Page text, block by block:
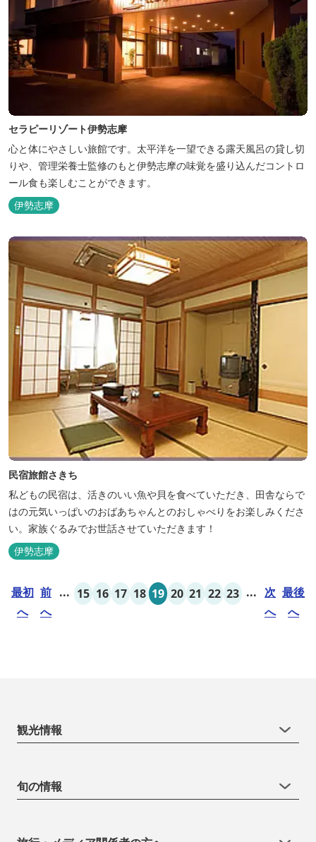
セラピーリゾート伊勢志摩
心と体にやさしい旅館です。太平洋を一望できる露天風呂の貸し切
りや、管理栄養士監修のもと伊勢志摩の味覚を盛り込んだコントロ
ール食も楽しむことができます。
伊勢志摩
民宿旅館さきち
私どもの民宿は、活きのいい魚や貝を食べていただき、田舎ならで
はの元気いっぱいのおばあちゃんとのおしゃべりをお楽しみくださ
い。家族ぐるみでお世話させていただきます！
伊勢志摩
最初
へ
前
へ
... 15 16 17 18 19 20 21 22 23 ... 次
へ
最後
へ
観光情報
旬の情報